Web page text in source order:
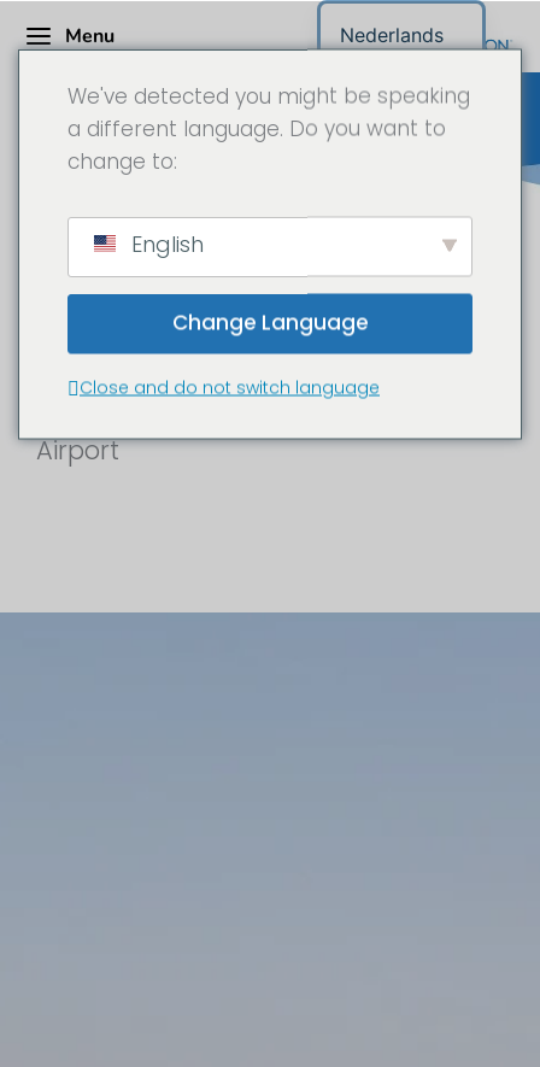
Menu
Haslinger Stahlbau GmbH op
Frankfurt Airport - Time-lapse
documentaire in 6K van de
grootste bouwplaats in Europa
Airport
We've detected you might be speaking
a different language. Do you want to
change to:
English
Change Language
Close and do not switch language
Nederlands